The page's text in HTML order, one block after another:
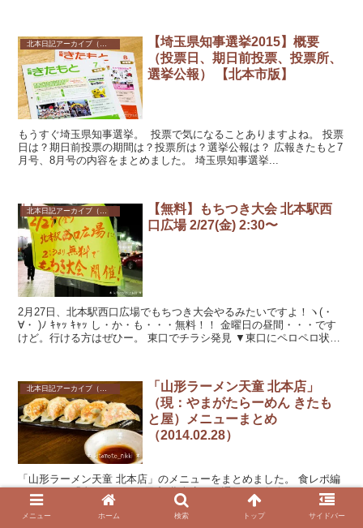
【埼玉県知事選挙2015】概要
（投票日、期日前投票、投票所、
選挙公報） 【北本市版】
もうすぐ埼玉県知事選挙。 投票で気になることありますよね。 投票
日は？期日前投票の期間は？投票所は？選挙公報は？ 広報きたもと7
月号、8月号の内容をまとめました。 埼玉県知事選挙...
【無料】もちつき大会 北本駅西
口広場 2/27(金) 2:30〜
2月27日、北本駅西口広場でもちつき大会やるみたいですよ！ヽ(・
∀・ )ﾉ ｷｬｯ ｷｬｯ し・か・も・・・無料！！ 金曜日の昼間・・・です
けど。行ける方はぜひー。 東口でチラシ発見 ▼東口にペロペロ状態
北本日記アーカイブ（記録保存）
「山形ラーメン天童 北本店」
（現：やまがたらーめん きたも
と屋）メニューまとめ
（2014.02.28）
「山形ラーメン天童 北本店」のメニューをまとめました。 食レポ編
はこちら→「山形ラーメン天童 北本店」で通好みの魚介だしラーメ
ンを食す！ メニュー表 ラーメン ラーメン、つけ麺、ざるそばなんて
のもあります。近日発売の「納豆味噌ラ...
メニュー ホーム 検索 トップ サイドバー